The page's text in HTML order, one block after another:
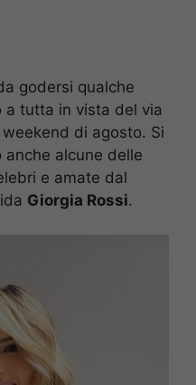
godersi qualche
a tutta in vista del via
di agosto. Si
alcune delle
e amate dal
Giorgia Rossi.